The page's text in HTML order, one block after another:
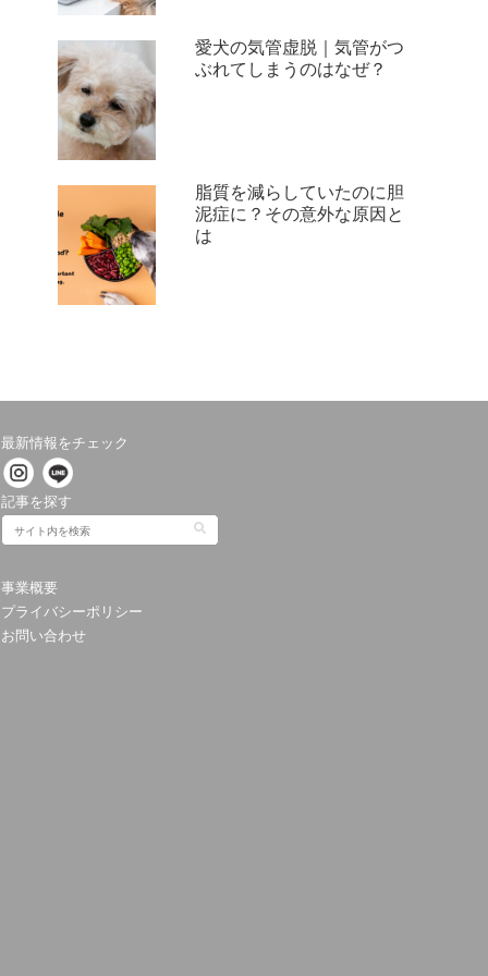
愛犬の気管虚脱｜気管がつ
ぶれてしまうのはなぜ？
脂質を減らしていたのに胆
泥症に？その意外な原因と
は
最新情報をチェック
記事を探す
事業概要
プライバシーポリシー
お問い合わせ